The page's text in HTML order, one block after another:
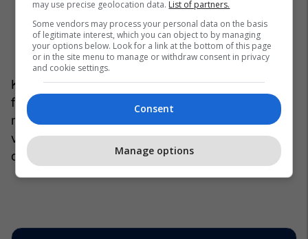
Krahas syzeve cilësore të diellit dhe kremit me
faktor mbrojtës, një kapelë ose kasketë bëhet një
nga aleatët më të rëndësishëm gjatë ditëve të
verës, qoftë në plazh, qoftë gjatë shëtitjeve në
qytet.
may use precise geolocation data. List of partners.
Some vendors may process your personal data on the basis
of legitimate interest, which you can object to by managing
your options below. Look for a link at the bottom of this page
or in the site menu to manage or withdraw consent in privacy
and cookie settings.
Consent
Manage options